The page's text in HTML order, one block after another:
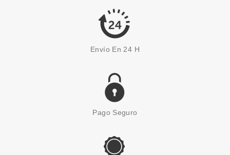
6.90€
Envío En 24 H
Pago Seguro